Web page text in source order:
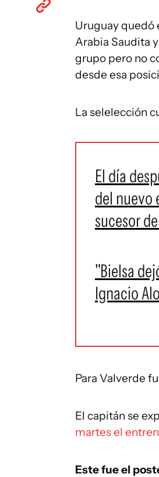
Uruguay quedó
Arabia Saudita
grupo pero no
desde esa
La selelección
El día
del nuevo
sucesor
"Bielsa
Ignacio
Para Valverde
El capitán se
martes el
Este fue el